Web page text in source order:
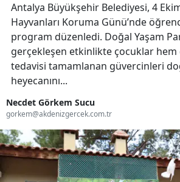
Antalya Büyükşehir Belediyesi, 4
Hayvanları Koruma Günü’nde
program düzenledi. Doğal Yaşam
gerçekleşen etkinlikte çocuklar
tedavisi tamamlanan güvercinleri
heyecanını...
Necdet Görkem Sucu
gorkem@akdenizgercek.com.tr